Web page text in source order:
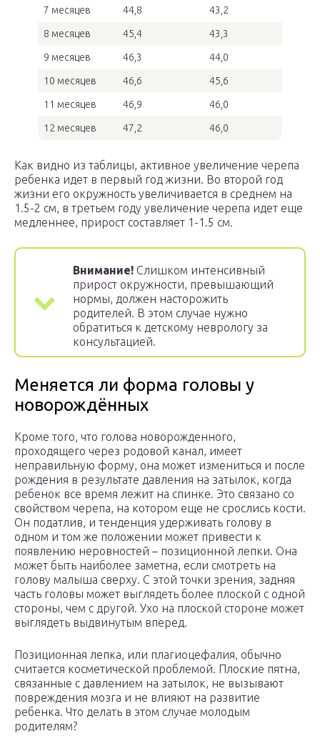
7 месяцев 44,8 43,2
8 месяцев 45,4 43,3
9 месяцев 46,3 44,0
10 месяцев 46,6 45,6
11 месяцев 46,9 46,0
12 месяцев 47,2 46,0
Как видно из таблицы, активное увеличение черепа
ребенка идет в первый год жизни. Во второй год
жизни его окружность увеличивается в среднем на
1.5-2 см, в третьем году увеличение черепа идет еще
медленнее, прирост составляет 1-1.5 см.
Внимание! Слишком интенсивный
прирост окружности, превышающий
нормы, должен насторожить
родителей. В этом случае нужно
обратиться к детскому неврологу за
консультацией.
Меняется ли форма головы у
новорождённых
Кроме того, что голова новорожденного,
проходящего через родовой канал, имеет
неправильную форму, она может измениться и после
рождения в результате давления на затылок, когда
ребенок все время лежит на спинке. Это связано со
свойством черепа, на котором еще не срослись кости.
Он податлив, и тенденция удерживать голову в
одном и том же положении может привести к
появлению неровностей – позиционной лепки. Она
может быть наиболее заметна, если смотреть на
голову малыша сверху. С этой точки зрения, задняя
часть головы может выглядеть более плоской с одной
стороны, чем с другой. Ухо на плоской стороне может
выглядеть выдвинутым вперед.
Позиционная лепка, или плагиоцефалия, обычно
считается косметической проблемой. Плоские пятна,
связанные с давлением на затылок, не вызывают
повреждения мозга и не влияют на развитие
ребенка. Что делать в этом случае молодым
родителям?